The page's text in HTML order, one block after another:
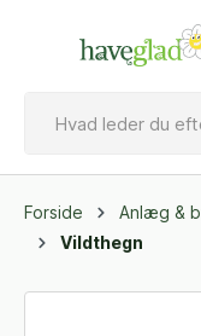
Forside Anlæg &
Vildthegn